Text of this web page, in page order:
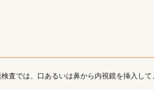
検査では、口あるいは鼻から内視鏡を挿入して